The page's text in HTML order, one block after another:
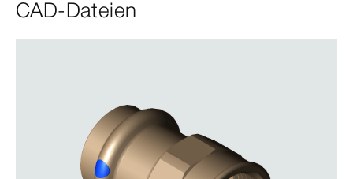
CAD-Dateien